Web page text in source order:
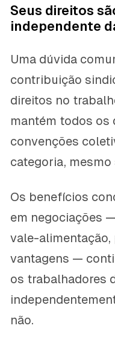
Seus direitos
independente
Uma dúvida
contribuição
direitos no
mantém todos os
convenções
categoria,
Os benefícios
em negociações
vale-alimentação,
vantagens —
os trabalhadores
não.